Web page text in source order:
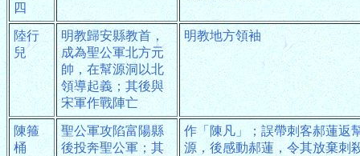
四
陸行
兒
明教歸安縣教首，
成為聖公軍北方元
帥，在幫源洞以北
領導起義；其後與
宋軍作戰陣亡
明教地方領袖
陳箍
桶
聖公軍攻陷富陽縣
後投奔聖公軍；其
作「陳凡」；誤帶刺客郝蓮返
源，後感動郝蓮，令其放棄刺